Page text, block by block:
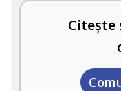
Citește